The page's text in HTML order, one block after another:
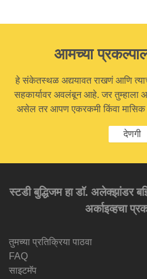
आमच्या
हे संकेतस्थळ अद्ययावत राखणं आणि
सहकार्यावर अवलंबून आहे. जर तुम्हाला
असेल तर आपण एकरकमी किंवा मासिक
देणगी
स्टडी बुद्धिजम हा डॉ. अलेक्झांडर
अर्काइव्हचा
तुमच्या प्रतिक्रिया पाठवा
FAQ
साइटमॅप